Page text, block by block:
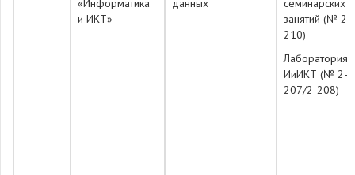
«Информатика
и ИКТ»
данных
семинарских
занятий (№ 2-
210)
Лаборатория
ИиИКТ (№ 2-
207/2-208)